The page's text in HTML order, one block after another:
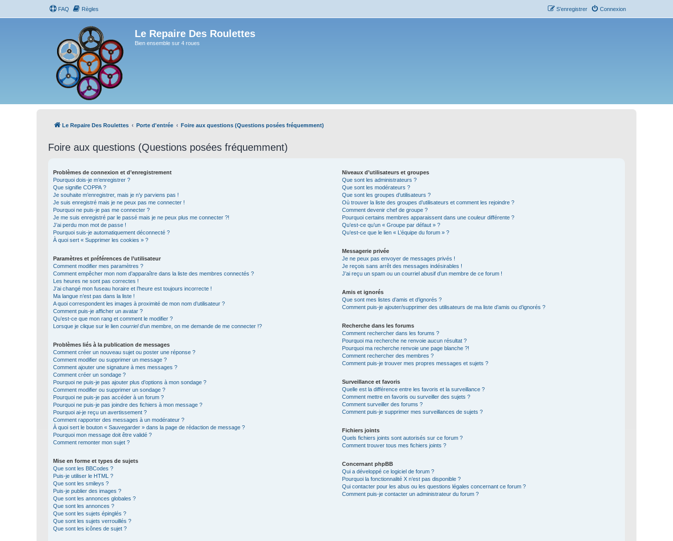
FAQ Règles Connexion
S’enregistrer
Le Repaire Des Roulettes
Bien ensemble sur 4 roues
Le Repaire Des Roulettes Porte d'entrée Foire aux questions (Questions posées fréquemment)
Foire aux questions (Questions posées fréquemment)
Problèmes de connexion et d’enregistrement
Pourquoi dois-je m’enregistrer ?
Que signifie COPPA ?
Je souhaite m’enregistrer, mais je n’y parviens pas !
Je suis enregistré mais je ne peux pas me connecter !
Pourquoi ne puis-je pas me connecter ?
Je me suis enregistré par le passé mais je ne peux plus me connecter ?!
J’ai perdu mon mot de passe !
Pourquoi suis-je automatiquement déconnecté ?
À quoi sert « Supprimer les cookies » ?
Paramètres et préférences de l’utilisateur
Comment modifier mes paramètres ?
Comment empêcher mon nom d’apparaître dans la liste des membres connectés ?
Les heures ne sont pas correctes !
J’ai changé mon fuseau horaire et l’heure est toujours incorrecte !
Ma langue n’est pas dans la liste !
A quoi correspondent les images à proximité de mon nom d’utilisateur ?
Comment puis-je afficher un avatar ?
Qu’est-ce que mon rang et comment le modifier ?
Lorsque je clique sur le lien courrield’un membre, on me demande de me connecter !?
Problèmes liés à la publication de messages
Comment créer un nouveau sujet ou poster une réponse ?
Comment modifier ou supprimer un message ?
Comment ajouter une signature à mes messages ?
Comment créer un sondage ?
Pourquoi ne puis-je pas ajouter plus d’options à mon sondage ?
Comment modifier ou supprimer un sondage ?
Pourquoi ne puis-je pas accéder à un forum ?
Pourquoi ne puis-je pas joindre des fichiers à mon message ?
Pourquoi ai-je reçu un avertissement ?
Comment rapporter des messages à un modérateur ?
À quoi sert le bouton « Sauvegarder » dans la page de rédaction de message ?
Pourquoi mon message doit être validé ?
Comment remonter mon sujet ?
Mise en forme et types de sujets
Que sont les BBCodes ?
Puis-je utiliser le HTML ?
Que sont les smileys ?
Puis-je publier des images ?
Que sont les annonces globales ?
Que sont les annonces ?
Que sont les sujets épinglés ?
Que sont les sujets verrouillés ?
Que sont les icônes de sujet ?
Niveaux d’utilisateurs et groupes
Que sont les administrateurs ?
Que sont les modérateurs ?
Que sont les groupes d’utilisateurs ?
Où trouver la liste des groupes d’utilisateurs et comment les rejoindre ?
Comment devenir chef de groupe ?
Pourquoi certains membres apparaissent dans une couleur différente ?
Qu’est-ce qu’un « Groupe par défaut » ?
Qu’est-ce que le lien « L’équipe du forum » ?
Messagerie privée
Je ne peux pas envoyer de messages privés !
Je reçois sans arrêt des messages indésirables !
J’ai reçu un spam ou un courriel abusif d’un membre de ce forum !
Amis et ignorés
Que sont mes listes d’amis et d’ignorés ?
Comment puis-je ajouter/supprimer des utilisateurs de ma liste d’amis ou d’ignorés ?
Recherche dans les forums
Comment rechercher dans les forums ?
Pourquoi ma recherche ne renvoie aucun résultat ?
Pourquoi ma recherche renvoie une page blanche ?!
Comment rechercher des membres ?
Comment puis-je trouver mes propres messages et sujets ?
Surveillance et favoris
Quelle est la différence entre les favoris et la surveillance ?
Comment mettre en favoris ou surveiller des sujets ?
Comment surveiller des forums ?
Comment puis-je supprimer mes surveillances de sujets ?
Fichiers joints
Quels fichiers joints sont autorisés sur ce forum ?
Comment trouver tous mes fichiers joints ?
Concernant phpBB
Qui a développé ce logiciel de forum ?
Pourquoi la fonctionnalité X n’est pas disponible ?
Qui contacter pour les abus ou les questions légales concernant ce forum ?
Comment puis-je contacter un administrateur du forum ?